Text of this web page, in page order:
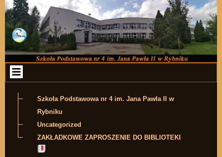
Przejdź do zawartości
Szkoła Podstawowa nr 4 im. Jana Pawła II w
Rybniku
Uncategorized
ZAKŁADKOWE ZAPROSZENIE DO BIBLIOTEKI